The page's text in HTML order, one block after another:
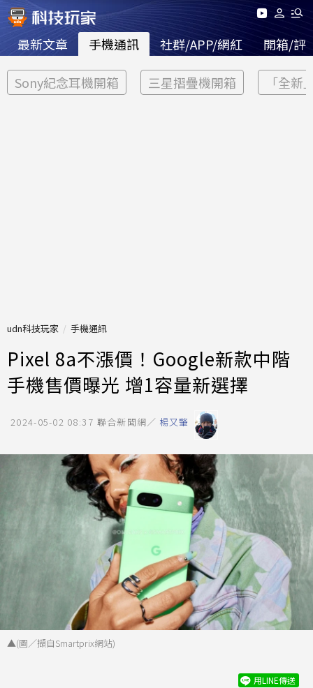
最新文章 手機通訊 社群/APP/網紅 開箱/評
Sony紀念耳機開箱 三星摺疊機開箱 「全新
udn科技玩家 手機通訊
Pixel 8a不漲價！Google新款中階
手機售價曝光 增1容量新選擇
2024-05-02 08:37 聯合新聞網／ 楊又肇
▲(圖／擷自Smartprix網站)
用LINE傳送